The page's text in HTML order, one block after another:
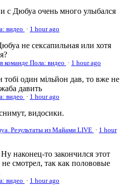
с Дюбуа очень много улыбался
видео · 1 hour ago
не сексапильная или хотя
команде Пола: видео · 1 hour ago
тобі один мільйон дав, то вже не
давить
видео · 1 hour ago
видосики.
Результаты из Майами LIVE · 1 hour
Ну наконец-то закончился этот
смотрел, так как полововые
видео · 1 hour ago